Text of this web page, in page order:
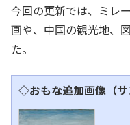
今回の更新では、ミレ
画や、中国の観光地、
た。
◇おもな追加画像（サ